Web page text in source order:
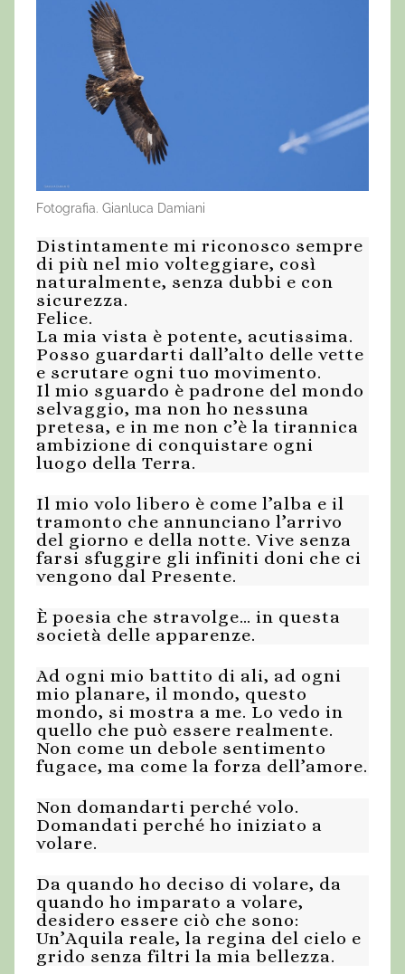
Fotografia. Gianluca Damiani
Distintamente mi riconosco sempre
di più nel mio volteggiare, così
naturalmente, senza dubbi e con
sicurezza.
Felice.
La mia vista è potente, acutissima.
Posso guardarti dall’alto delle vette
e scrutare ogni tuo movimento.
Il mio sguardo è padrone del mondo
selvaggio, ma non ho nessuna
pretesa, e in me non c’è la tirannica
ambizione di conquistare ogni
luogo della Terra.
Il mio volo libero è come l’alba e il
tramonto che annunciano l’arrivo
del giorno e della notte. Vive senza
farsi sfuggire gli infiniti doni che ci
vengono dal Presente.
È poesia che stravolge… in questa
società delle apparenze.
Ad ogni mio battito di ali, ad ogni
mio planare, il mondo, questo
mondo, si mostra a me. Lo vedo in
quello che può essere realmente.
Non come un debole sentimento
fugace, ma come la forza dell’amore.
Non domandarti perché volo.
Domandati perché ho iniziato a
volare.
Da quando ho deciso di volare, da
quando ho imparato a volare,
desidero essere ciò che sono:
Un’Aquila reale, la regina del cielo e
grido senza filtri la mia bellezza.